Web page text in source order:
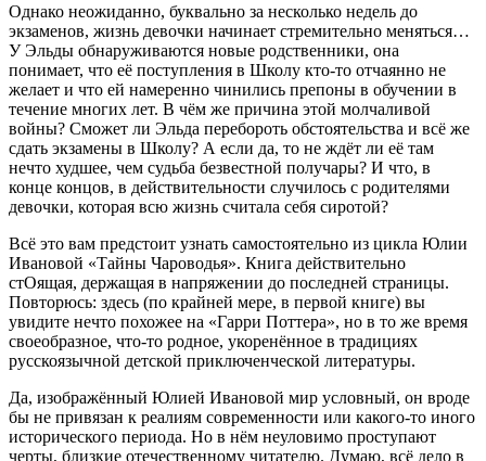
Однако неожиданно, буквально за несколько недель до
экзаменов, жизнь девочки начинает стремительно меняться…
У Эльды обнаруживаются новые родственники, она
понимает, что её поступления в Школу кто-то отчаянно не
желает и что ей намеренно чинились препоны в обучении в
течение многих лет. В чём же причина этой молчаливой
войны? Сможет ли Эльда перебороть обстоятельства и всё же
сдать экзамены в Школу? А если да, то не ждёт ли её там
нечто худшее, чем судьба безвестной получары? И что, в
конце концов, в действительности случилось с родителями
девочки, которая всю жизнь считала себя сиротой?
Всё это вам предстоит узнать самостоятельно из цикла Юлии
Ивановой «Тайны Чароводья». Книга действительно
стОящая, держащая в напряжении до последней страницы.
Повторюсь: здесь (по крайней мере, в первой книге) вы
увидите нечто похожее на «Гарри Поттера», но в то же время
своеобразное, что-то родное, укоренённое в традициях
русскоязычной детской приключенческой литературы.
Да, изображённый Юлией Ивановой мир условный, он вроде
бы не привязан к реалиям современности или какого-то иного
исторического периода. Но в нём неуловимо проступают
черты, близкие отечественному читателю. Думаю, всё дело в